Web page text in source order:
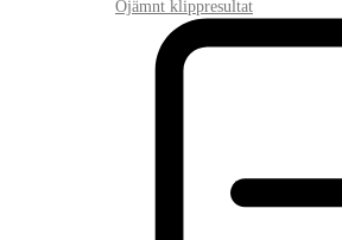
Ojämnt klippresultat